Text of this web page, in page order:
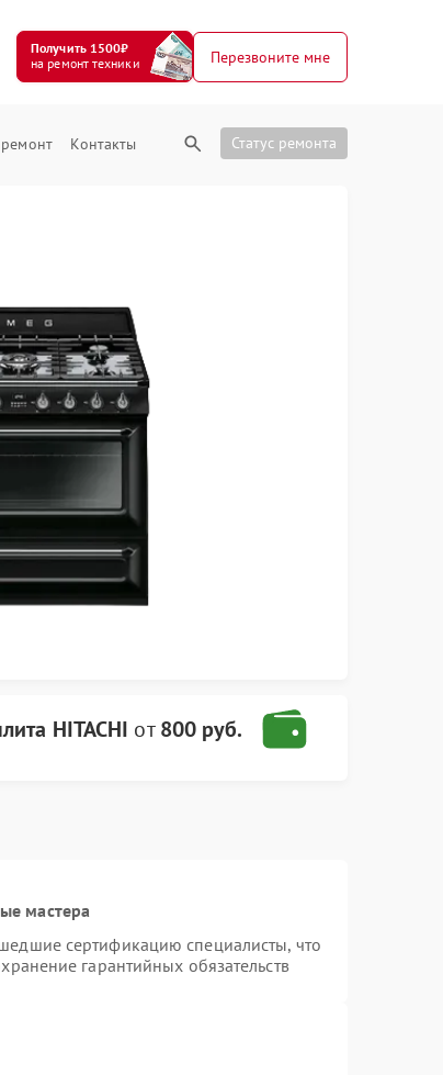
Получить 1500₽
на ремонт техники
Перезвоните мне
Контакты Статус ремонта
HITACHI от800 руб.
мастера
сертификацию специалисты, что
гарантийных обязательств